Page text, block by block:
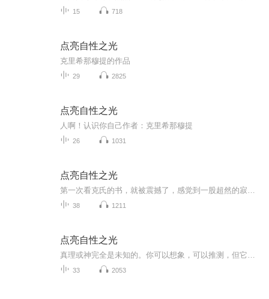
15 718
点亮自性之光
克里希那穆提的作品
29 2825
点亮自性之光
人啊！认识你自己作者：克里希那穆提
26 1031
点亮自性之光
38 1211
点亮自性之光
33 2053